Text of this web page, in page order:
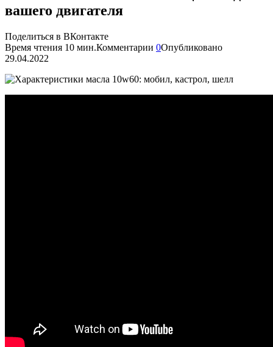
вашего двигателя
Поделиться в ВКонтакте
Время чтения 10 мин.Комментарии 0Опубликовано
29.04.2022